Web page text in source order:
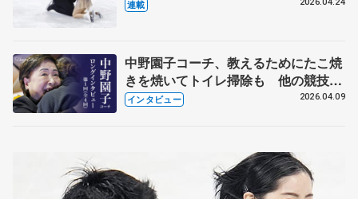
連載
中野園子コーチ、教えるためにたこ焼
きを焼いてトイレ掃除も 他の競技に
も通用するという坂本花織の筋肉
インタビュー 2026.04.09